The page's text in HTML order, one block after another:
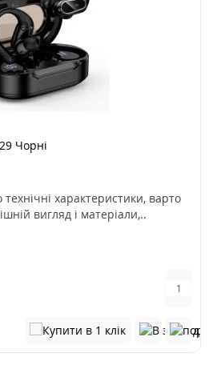
Чорні
характеристики, варто
вигляд і матеріали,..